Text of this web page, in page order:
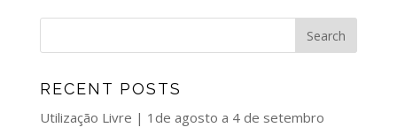
RECENT POSTS
Utilização Livre | 1de agosto a 4 de setembro